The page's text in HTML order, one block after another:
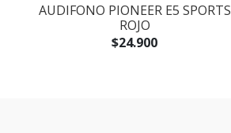
AUDIFONO PIONEER E5 SPORTS
ROJO
$24.900